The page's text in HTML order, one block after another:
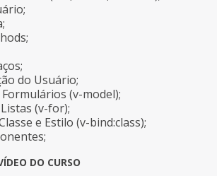
do Usuário;
(v-model);
(v-for);
e Estilo (v-bind:class);
DO CURSO